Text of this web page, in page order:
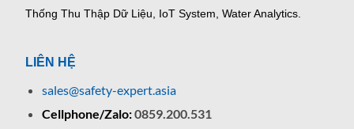
Thống Thu Thập Dữ Liệu, IoT System, Water Analytics.
LIÊN HỆ
sales@safety-expert.asia
Cellphone/Zalo:0859.200.531